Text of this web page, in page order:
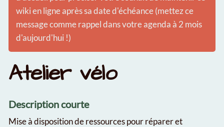
wiki en ligne après sa date d'échéance (mettez ce
message comme rappel dans votre agenda à 2 mois
d'aujourd'hui !)
Atelier vélo
Description courte
Mise à disposition de ressources pour réparer et